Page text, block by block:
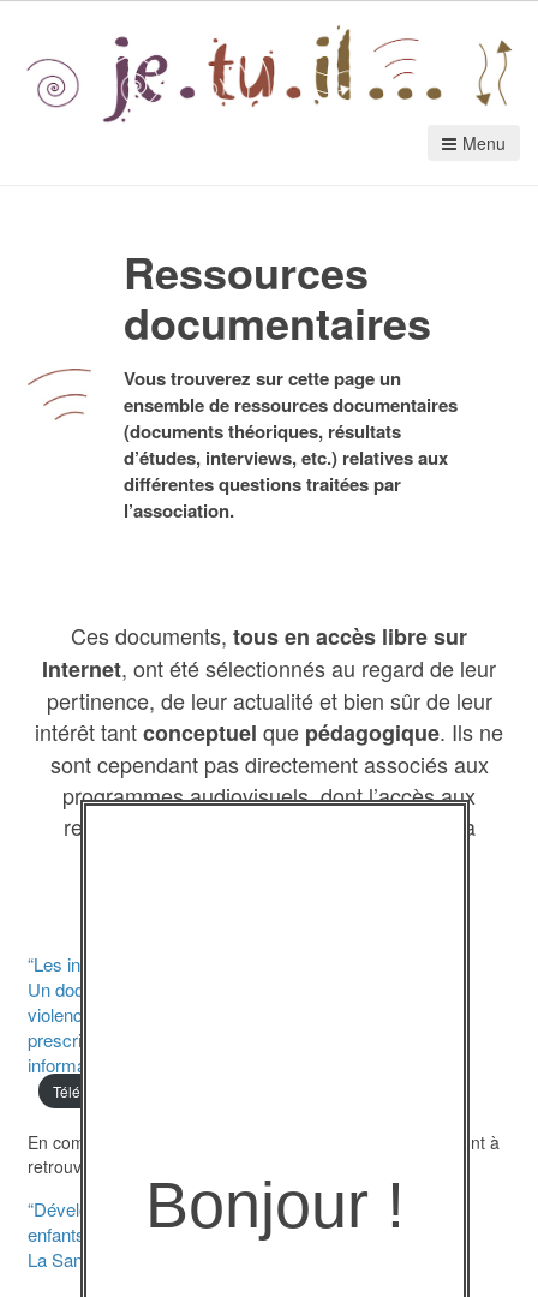
Bonjour !
Menu
Ressources
documentaires
Vous trouverez sur cette page un
ensemble de ressources documentaires
(documents théoriques, résultats
d’études, interviews, etc.) relatives aux
différentes questions traitées par
l’association.
Ces documents, tous en accès libre sur
Internet, ont été sélectionnés au regard de leur
pertinence, de leur actualité et bien sûr de leur
intérêt tantconceptuel que pédagogique. Ils ne
sont cependant pas directement associés aux
programmes audiovisuels, dont l’accès aux
ressources spécifiques est conditionné à la
“Les infractions sexuelles”
Un document très complet, proposé par le site internet
violences-sexuelles.info : code pénal, irresponsabilité,
prescription, récidive… Vous y trouverez toutes les
informations légales, réunies de façon claire et concise.
Télécharger
En complément au document ci-dessus, d’autres fiches sont à
retrouver sur :
“Développer les compétences psychosociales chez les
enfants et les jeunes”
La Santé en action / mars 2015.